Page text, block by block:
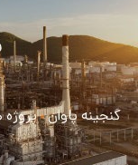
گنجینه پاوان»پروژه